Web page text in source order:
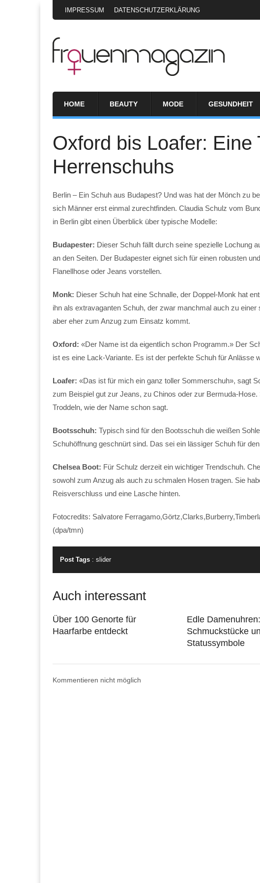
IMPRESSUM DATENSCHUTZERKLÄRUNG
HOME BEAUTY MODE GESUNDHEIT
Oxford bis Loafer: Eine
Herrenschuhs
Berlin – Ein Schuh aus Budapest? Und was hat der Mönch zu
sich Männer erst einmal zurechtfinden. Claudia Schulz vom
in Berlin gibt einen Überblick über typische Modelle:
Budapester: Dieser Schuh fällt durch seine spezielle Lochung
an den Seiten. Der Budapester eignet sich für einen robusten
Flanellhose oder Jeans vorstellen.
Monk: Dieser Schuh hat eine Schnalle, der Doppel-Monk hat
ihn als extravaganten Schuh, der zwar manchmal auch zu
aber eher zum Anzug zum Einsatz kommt.
Oxford: «Der Name ist da eigentlich schon Programm.» Der
ist es eine Lack-Variante. Es ist der perfekte Schuh für Anlässe
Loafer: «Das ist für mich ein ganz toller Sommerschuh», sagt
zum Beispiel gut zur Jeans, zu Chinos oder zur Bermuda-
Troddeln, wie der Name schon sagt.
Bootsschuh: Typisch sind für den Bootsschuh die weißen
Schuhöffnung geschnürt sind. Das sei ein lässiger Schuh für
Chelsea Boot: Für Schulz derzeit ein wichtiger Trendschuh.
sowohl zum Anzug als auch zu schmalen Hosen tragen. Sie
Reisverschluss und eine Lasche hinten.
Fotocredits: Salvatore
(dpa/tmn)
Post Tags : slider
Auch interessant
Über 100 Genorte für
Haarfarbe entdeckt
Edle Damenuhren:
Schmuckstücke
Statussymbole
Kommentieren nicht möglich